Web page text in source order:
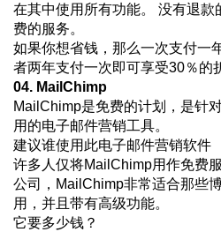
在其中使用所有功能。 没有退款
费的服务。
如果你想省钱，那么一次支付一
者两年支付一次即可享受30％的
04. MailChimp
MailChimp是免费的计划，是针
用的电子邮件营销工具。
建议谁使用此电子邮件营销软件
许多人仅将MailChimp用作免费
公司，MailChimp非常适合那些
用，并且带有高级功能。
它要多少钱？